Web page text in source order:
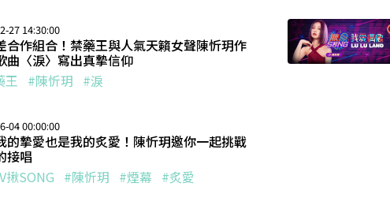
27 14:30:00
合作組合！禁藥王與人氣天籟女聲陳忻玥作
曲〈淚〉寫出真摯信仰
王 #陳忻玥 #淚
04 00:00:00
的摯愛也是我的炙愛！陳忻玥邀你一起挑戰
接唱
揪SONG #陳忻玥 #煙幕 #炙愛